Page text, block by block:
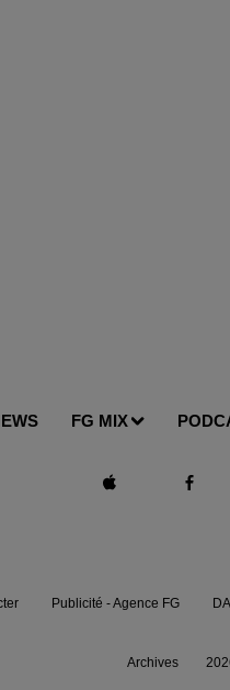
FG MIX
Publicité - Agence FG
Archives